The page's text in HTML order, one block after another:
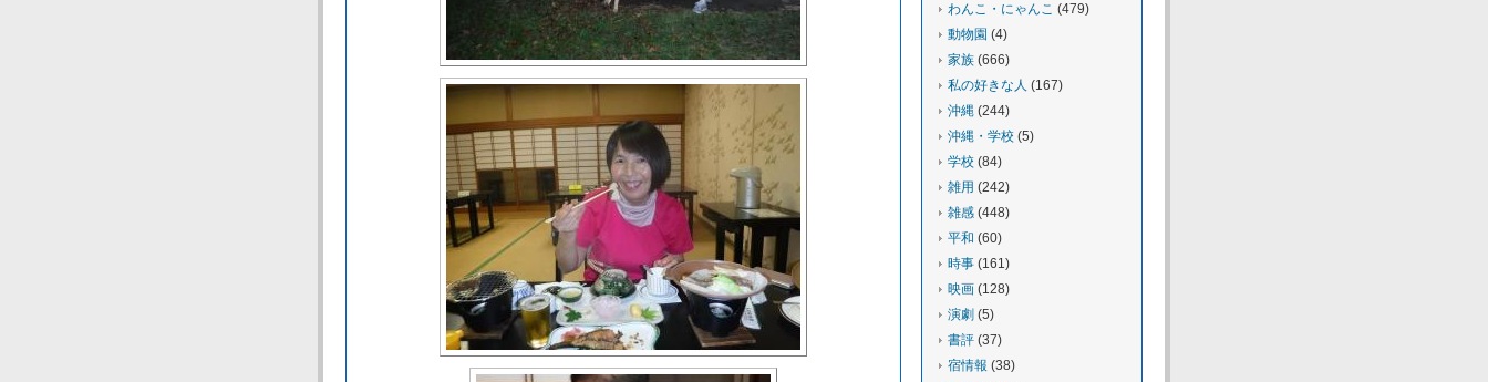
わんこ・にゃんこ (479)
動物園 (4)
家族 (666)
私の好きな人 (167)
沖縄 (244)
沖縄・学校 (5)
学校 (84)
雑用 (242)
雑感 (448)
平和 (60)
時事 (161)
映画 (128)
演劇 (5)
書評 (37)
宿情報 (38)